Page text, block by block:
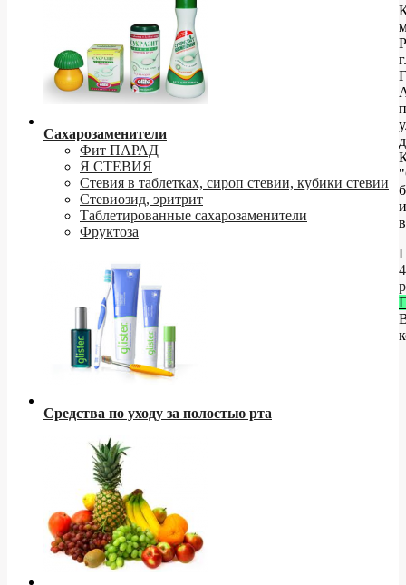
Сахарозаменители
Фит ПАРАД
Я СТЕВИЯ
Стевия в таблетках, сироп стевии, кубики стевии
Стевиозид, эритрит
Таблетированные сахарозаменители
Фруктоза
Средства по уходу за полостью рта
и